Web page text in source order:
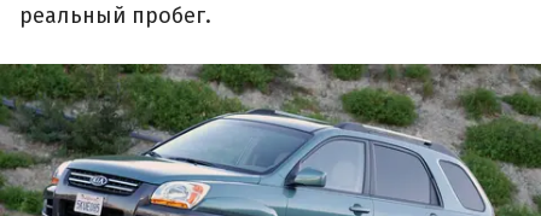
реальный пробег.